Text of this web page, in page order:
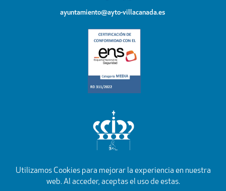
ayuntamiento@ayto-villacanada.es